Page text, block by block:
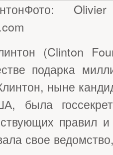
(Clinton
подарка
ныне
была
правил и
свое